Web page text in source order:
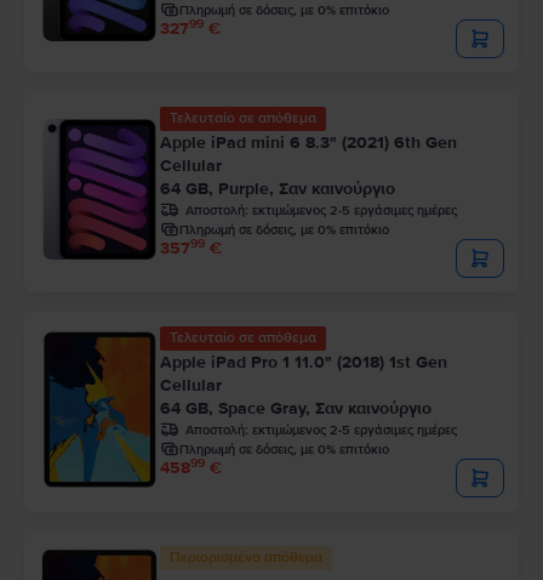
Πληρωμή σε δόσεις, με 0% επιτόκιο
32799 €
Τελευταίο σε απόθεμα
Apple iPad mini 6 8.3" (2021) 6th Gen
Cellular
64 GB, Purple, Σαν καινούργιο
Αποστολή: εκτιμώμενος 2-5 εργάσιμες ημέρες
Πληρωμή σε δόσεις, με 0% επιτόκιο
35799 €
Τελευταίο σε απόθεμα
Apple iPad Pro 1 11.0" (2018) 1st Gen
Cellular
64 GB, Space Gray, Σαν καινούργιο
Αποστολή: εκτιμώμενος 2-5 εργάσιμες ημέρες
Πληρωμή σε δόσεις, με 0% επιτόκιο
45899 €
Περιορισμένο απόθεμα